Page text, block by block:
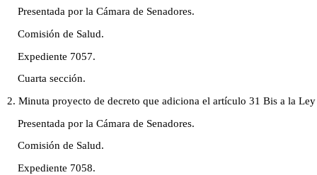
Presentada por la Cámara de Senadores.
Comisión de Salud.
Expediente 7057.
Cuarta sección.
2. Minuta proyecto de decreto que adiciona el artículo 31 Bis a la
Presentada por la Cámara de Senadores.
Comisión de Salud.
Expediente 7058.